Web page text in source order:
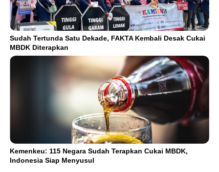
Sudah Tertunda Satu Dekade, FAKTA Kembali Desak Cukai
MBDK Diterapkan
Kemenkeu: 115 Negara Sudah Terapkan Cukai MBDK,
Indonesia Siap Menyusul